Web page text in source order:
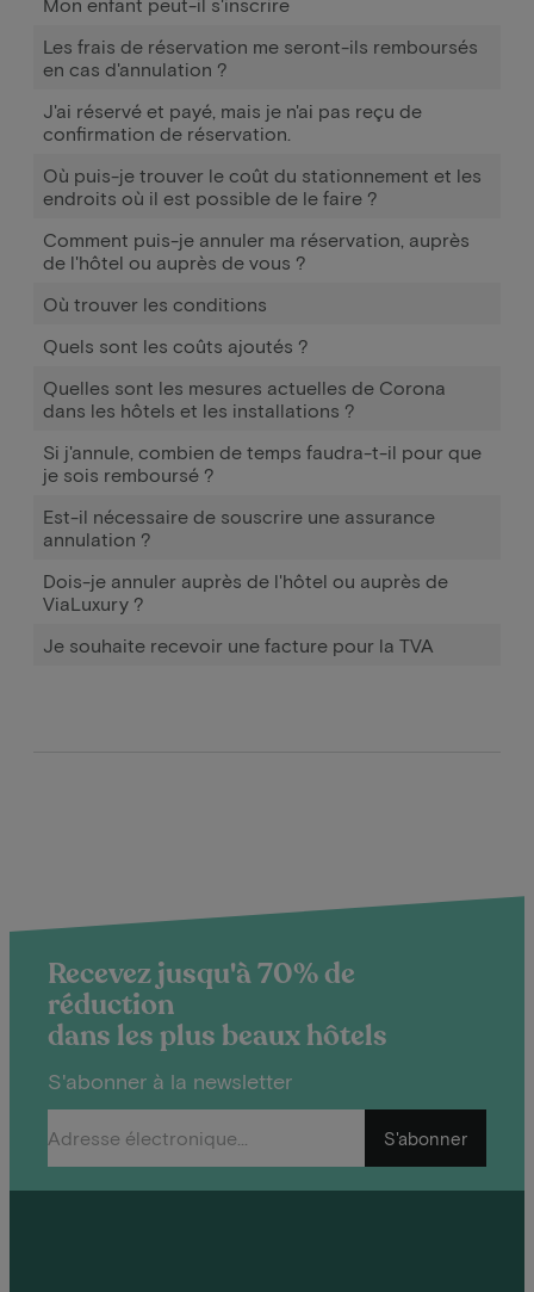
Les frais de réservation me seront-ils remboursés
en cas d'annulation ?
J'ai réservé et payé, mais je n'ai pas reçu de
confirmation de réservation.
Où puis-je trouver le coût du stationnement et les
endroits où il est possible de le faire ?
Comment puis-je annuler ma réservation, auprès
de l'hôtel ou auprès de vous ?
Où trouver les conditions
Quels sont les coûts ajoutés ?
Quelles sont les mesures actuelles de Corona
dans les hôtels et les installations ?
Si j'annule, combien de temps faudra-t-il pour que
je sois remboursé ?
Est-il nécessaire de souscrire une assurance
annulation ?
Dois-je annuler auprès de l'hôtel ou auprès de
ViaLuxury ?
Je souhaite recevoir une facture pour la TVA
Recevez jusqu'à 70% de
réduction
dans les plus beaux hôtels
S'abonner à la newsletter
S'abonner